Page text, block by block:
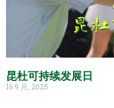
昆杜可持续发展日
16 9 月, 2025